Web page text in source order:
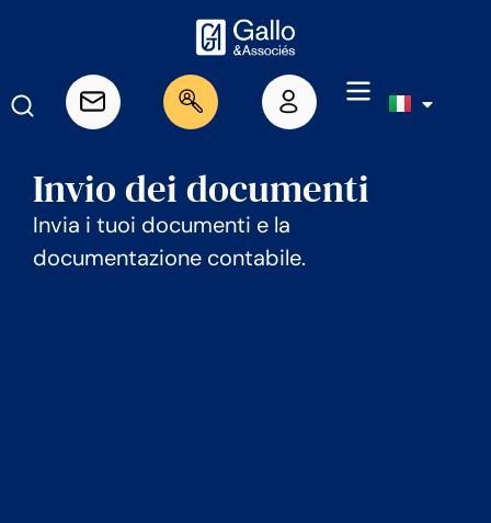
Invio dei documenti
Invia i tuoi documenti e la
documentazione contabile.